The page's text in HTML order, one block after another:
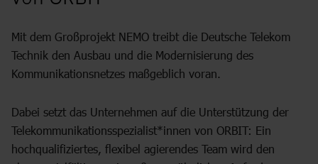
Mit dem Großprojekt NEMO treibt die Deutsche Telekom
Technik den Ausbau und die Modernisierung des
Kommunikationsnetzes maßgeblich voran.
Dabei setzt das Unternehmen auf die Unterstützung der
Telekommunikationsspezialist*innen von ORBIT: Ein
hochqualifiziertes, flexibel agierendes Team wird den